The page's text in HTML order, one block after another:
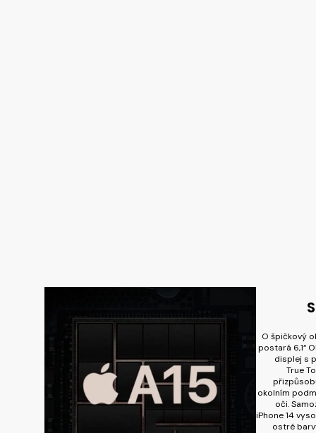
O špičkový
postará 6,1“
displej s
True
okolním
oči.
iPhone 14
ostré